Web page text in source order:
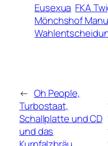
Eusexua FKA
Mönchshof
← Oh People,
Turbostaat,
Schallplatte und CD
und das